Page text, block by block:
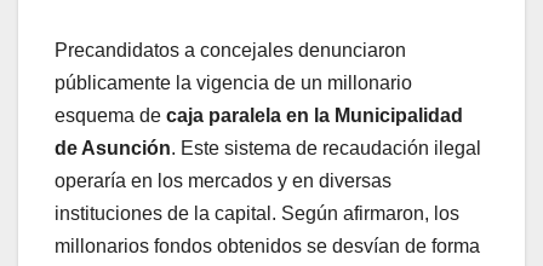
Precandidatos a concejales denunciaron
públicamente la vigencia de un millonario
esquema de caja paralela en la Municipalidad
de Asunción. Este sistema de recaudación ilegal
operaría en los mercados y en diversas
instituciones de la capital. Según afirmaron, los
millonarios fondos obtenidos se desvían de forma